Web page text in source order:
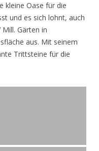
kleine Oase für die
und es sich lohnt, auch
Gärten in
aus. Mit seinem
Trittsteine für die